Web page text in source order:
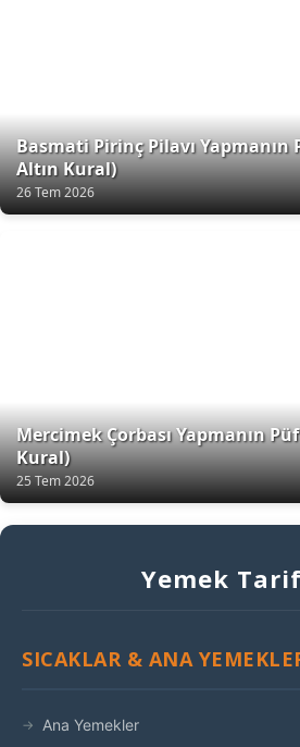
Basmati Pirinç Pilavı Yapmanın
Altın Kural)
26 Tem 2026
Mercimek Çorbası Yapmanın
Kural)
25 Tem 2026
Yemek
SICAKLAR & ANA
Ana Yemekler